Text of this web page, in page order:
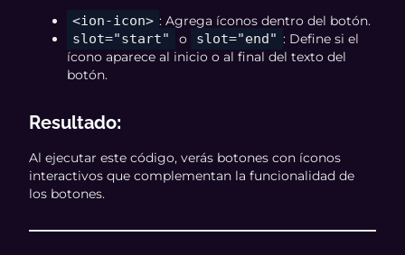
<ion-icon> : Agrega íconos dentro del botón.
slot="start"
o slot="end" : Define si el
ícono aparece al inicio o al final del texto del
botón.
Resultado:
Al ejecutar este código, verás botones con íconos
interactivos que complementan la funcionalidad de
los botones.